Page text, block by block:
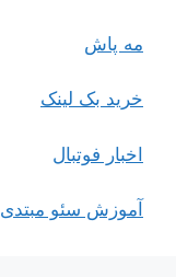
مه پاش
خرید بک لینک
اخبار فوتبال
آموزش سئو مبتدی